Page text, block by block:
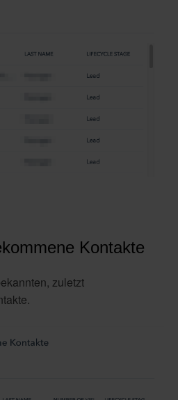
Kontakte
zuletzt